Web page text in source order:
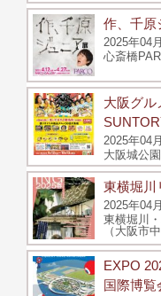
作、千
2025年04
心斎橋
大阪グル
2025年04
大阪城公
東横堀川
2025年04
東横堀川
（大阪市
EXPO
国際博覧